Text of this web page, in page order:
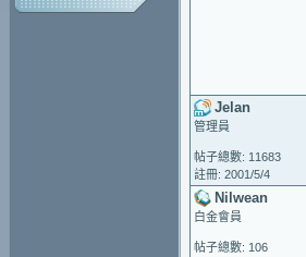
Jelan
管理員
帖子總數: 11683
註冊: 2001/5/4
Nilwean
白金會員
帖子總數: 106